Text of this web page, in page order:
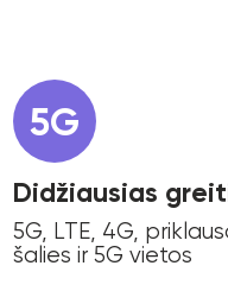
Didžiausias
5G, LTE, 4G,
šalies ir 5G vietos
5G